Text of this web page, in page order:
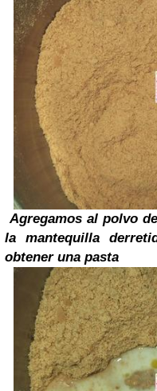
Agregamos al polvo
la mantequilla
obtener una pasta